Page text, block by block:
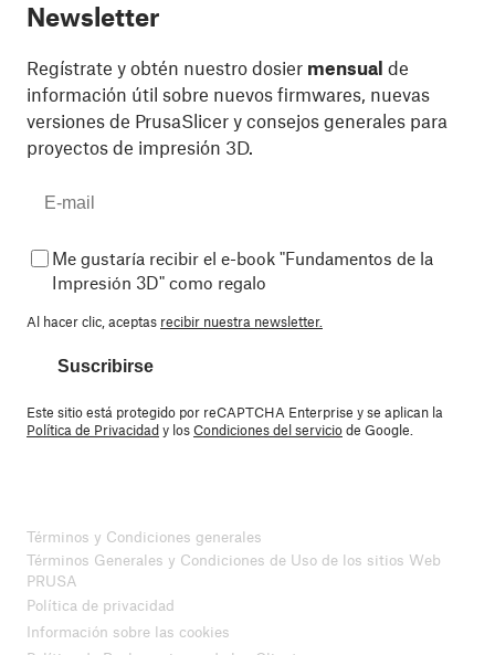
Newsletter
Regístrate y obtén nuestro dosier mensual de
información útil sobre nuevos firmwares, nuevas
versiones de PrusaSlicer y consejos generales para
proyectos de impresión 3D.
Me gustaría recibir el e-book "Fundamentos de la
Impresión 3D" como regalo
Al hacer clic, aceptas recibir nuestra newsletter.
Suscribirse
Este sitio está protegido por reCAPTCHA Enterprise y se aplican la
Política de Privacidady losCondiciones del serviciode Google.
Términos y Condiciones generales
Términos Generales y Condiciones de Uso de los sitios Web
PRUSA
Política de privacidad
Información sobre las cookies